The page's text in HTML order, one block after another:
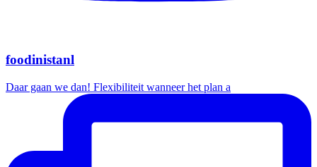
foodinistanl
Daar gaan we dan! Flexibiliteit wanneer het plan a